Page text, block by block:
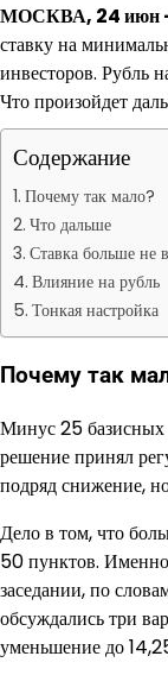
МОСКВА, 24
ставку на
инвесторов. Рубль
Что произойдет
Содержание
Почему так мало?
Что дальше
Ставка больше не
Влияние на рубль
Тонкая настройка
Почему так
Минус 25 базисных
решение принял
подряд снижение,
Дело в том, что
50 пунктов.
заседании, по
обсуждались три
уменьшение до